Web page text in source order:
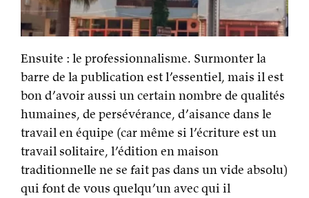
Ensuite : le professionnalisme. Surmonter la
barre de la publication est l’essentiel, mais il est
bon d’avoir aussi un certain nombre de qualités
humaines, de persévérance, d’aisance dans le
travail en équipe (car même si l’écriture est un
travail solitaire, l’édition en maison
traditionnelle ne se fait pas dans un vide absolu)
qui font de vous quelqu’un avec qui il